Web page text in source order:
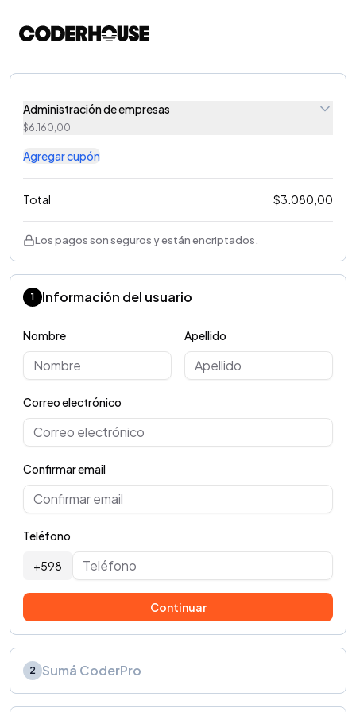
1 Información del usuario
Nombre Apellido
Correo electrónico
Confirmar email
Teléfono
+598
Continuar
2 Sumá CoderPro
Administración de empresas
$6.160,00
Agregar cupón
Total $3.080,00
Los pagos son seguros y están encriptados.